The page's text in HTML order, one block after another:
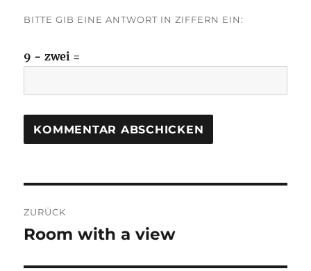
BITTE GIB EINE ANTWORT IN ZIFFERN EIN:
9 − zwei =
ZURÜCK
Vorheriger
Room with a view